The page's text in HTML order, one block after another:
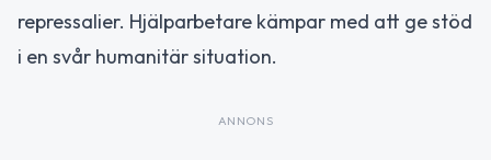
repressalier. Hjälparbetare kämpar med att ge stöd
i en svår humanitär situation.
ANNONS